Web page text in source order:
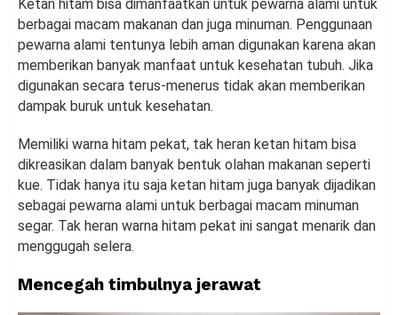
Ketan hitam bisa dimanfaatkan untuk pewarna alami untuk
berbagai macam makanan dan juga minuman. Penggunaan
pewarna alami tentunya lebih aman digunakan karena akan
memberikan banyak manfaat untuk kesehatan tubuh. Jika
digunakan secara terus-menerus tidak akan memberikan
dampak buruk untuk kesehatan.
Memiliki warna hitam pekat, tak heran ketan hitam bisa
dikreasikan dalam banyak bentuk olahan makanan seperti
kue. Tidak hanya itu saja ketan hitam juga banyak dijadikan
sebagai pewarna alami untuk berbagai macam minuman
segar. Tak heran warna hitam pekat ini sangat menarik dan
menggugah selera.
Mencegah timbulnya jerawat